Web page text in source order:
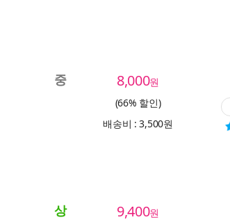
중 8,000원
(66% 할인)
배송비 : 3,500원
상 9,400원